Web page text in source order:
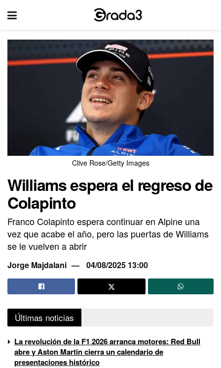
Clive Rose/Getty Images
Williams espera el regreso de
Colapinto
Franco Colapinto espera continuar en Alpine una
vez que acabe el año, pero las puertas de Williams
se le vuelven a abrir
Jorge Majdalani 04/08/2025 13:00
Últimas noticias
La revolución de la F1 2026 arranca motores: Red Bull
abre y Aston Martin cierra un calendario de
presentaciones histórico